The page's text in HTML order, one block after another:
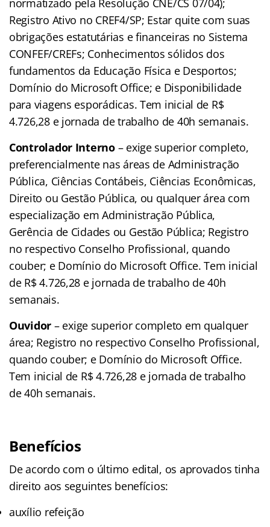
normatizado pela Resolução CNE/CS 07/04);
Registro Ativo no CREF4/SP; Estar quite com suas
obrigações estatutárias e financeiras no Sistema
CONFEF/CREFs; Conhecimentos sólidos dos
fundamentos da Educação Física e Desportos;
Domínio do Microsoft Office; e Disponibilidade
para viagens esporádicas. Tem inicial de R$
4.726,28 e jornada de trabalho de 40h semanais.
Controlador Interno– exige superior completo,
preferencialmente nas áreas de Administração
Pública, Ciências Contábeis, Ciências Econômicas,
Direito ou Gestão Pública, ou qualquer área com
especialização em Administração Pública,
Gerência de Cidades ou Gestão Pública; Registro
no respectivo Conselho Profissional, quando
couber; e Domínio do Microsoft Office. Tem inicial
de R$ 4.726,28 e jornada de trabalho de 40h
semanais.
Ouvidor – exige superior completo em qualquer
área; Registro no respectivo Conselho Profissional,
quando couber; e Domínio do Microsoft Office.
Tem inicial de R$ 4.726,28 e jornada de trabalho
de 40h semanais.
Benefícios
De acordo com o último edital, os aprovados tinha
direito aos seguintes benefícios:
auxílio refeição